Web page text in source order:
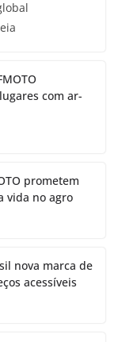
com ar-
prometem
vida no agro
nova marca de
acessíveis